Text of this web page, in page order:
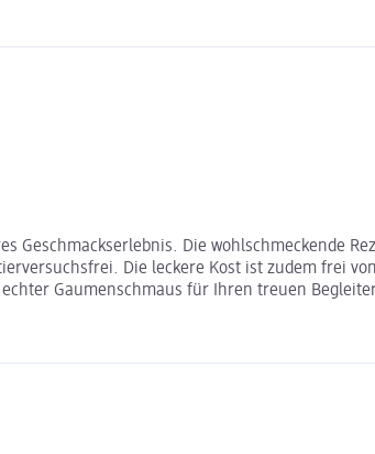
Geschmackserlebnis. Die wohlschmeckende
Die leckere Kost ist zudem frei
Gaumenschmaus für Ihren treuen